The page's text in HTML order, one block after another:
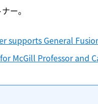
ー。
supports General
McGill Professor and